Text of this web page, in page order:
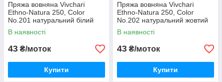
Пряжа вовняна Vivchari
Ethno-Natura 250, Color
No.201 натуральний білий
В наявності
43 ₴/моток
Купити
Пряжа вовняна Vivchari
Ethno-Natura 250, Color
No.202 натуральний жовтий
В наявності
43 ₴/моток
Купити